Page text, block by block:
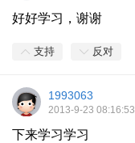
好好学习，谢谢
支持 反对
1993063
2013-9-23 08:16:53
下来学习学习